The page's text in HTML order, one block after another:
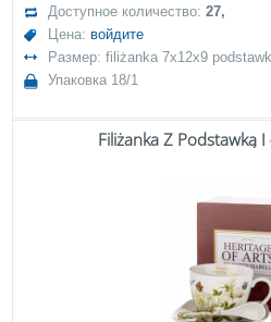
Доступное количество:27,
Цена: войдите
Размер: filiżanka 7x12x9
Упаковка 18/1
Filiżanka Z Podstawką